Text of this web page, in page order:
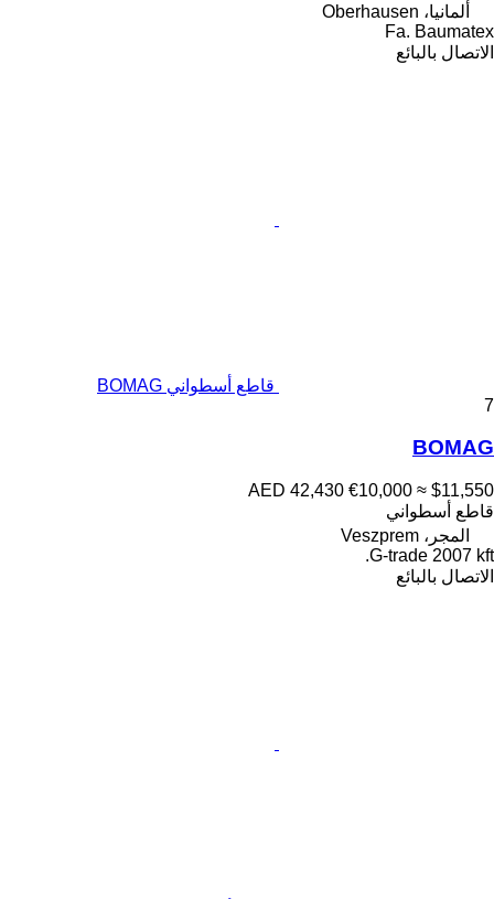
ألمانيا، Oberhausen
Fa. Baumatex
الاتصال بالبائع
قاطع أسطواني BOMAG
7
BOMAG
AED 42,430 €10,000 ≈ $11,550
قاطع أسطواني
المجر، Veszprem
G-trade 2007 kft.
الاتصال بالبائع